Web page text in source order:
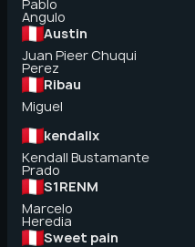
Pablo
Angulo
Austin
Juan Pieer Chuqui
Perez
Ribau
Miguel
kendallx
Kendall Bustamante
Prado
S1RENM
Marcelo
Heredia
Sweet pain